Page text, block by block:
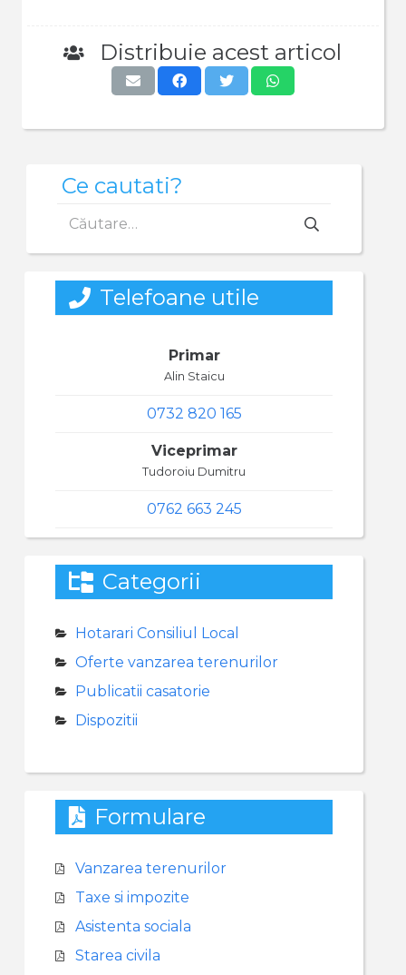
Distribuie acest articol
Ce cautati?
după:
Telefoane utile
Primar
Alin Staicu
0732 820 165
Viceprimar
Tudoroiu Dumitru
0762 663 245
Categorii
Hotarari Consiliul Local
Oferte vanzarea terenurilor
Publicatii casatorie
Dispozitii
Formulare
Vanzarea terenurilor
Taxe si impozite
Asistenta sociala
Starea civila